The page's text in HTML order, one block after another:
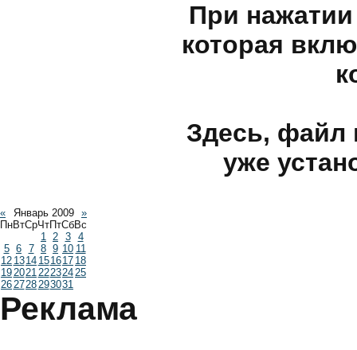
При
которая
Здесь, файл
уже
« Январь 2009
»
ПнВтСрЧтПтСбВс
1 2 3
4
5 6 7 8 9 10 11
12 1314 151617 18
19202122232425
262728293031
Реклама